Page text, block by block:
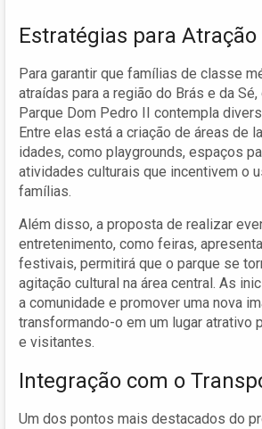
Estratégias para
Para garantir que famílias de classe
atraídas para a região do Brás e da
Parque Dom Pedro II contempla
Entre elas está a criação de áreas de
idades, como playgrounds, espaços
atividades culturais que incentivem o
famílias.
Além disso, a proposta de realizar
entretenimento, como feiras,
festivais, permitirá que o parque se
agitação cultural na área central. As
a comunidade e promover uma nova
transformando-o em um lugar atrativo
e visitantes.
Integração com o
Um dos pontos mais destacados do